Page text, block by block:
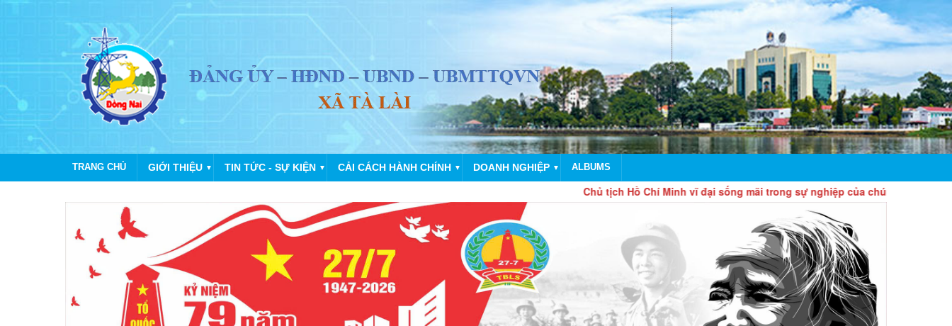
TRANG CHỦ GIỚI THIỆU ▼ TIN TỨC - SỰ KIỆN ▼ CẢI CÁCH HÀNH CHÍNH ▼ DOANH NGHIỆP ▼ ALBUMS
Chủ tịch Hồ Chí Minh vĩ đại sống mãi trong sự nghiệp của chúng ta!